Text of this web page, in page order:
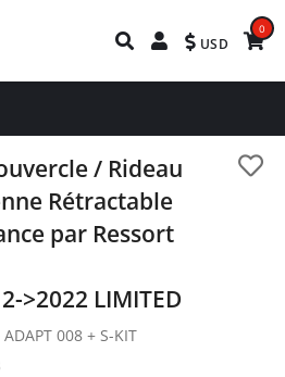
USD
0
/ Rideau
Rétractable
par Ressort
>2022 LIMITED
008 + S-KIT